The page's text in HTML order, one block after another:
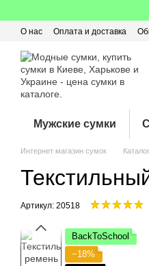
О нас Оплата и доставка
Мужские сумки
Интернет магазин сумок Каталог
Артикул: 20518
BackToSchool
−18%